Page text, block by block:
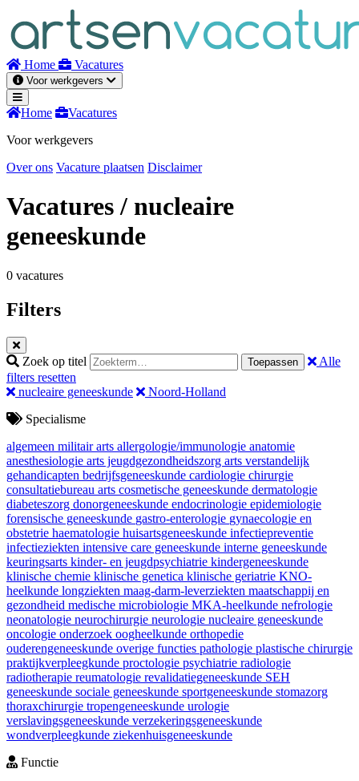
inhoud
Home Vacatures
Voor werkgevers
Home
Vacatures
Voor werkgevers
Over ons Vacature plaatsen Disclaimer
Vacatures/ nucleaire
geneeskunde
0 vacatures
Filters
Zoek op titel Toepassen
Alle
filters resetten
nucleaire geneeskunde
Noord-Holland
Specialisme
algemeen militair arts allergologie/immunologie anatomie
anesthesiologie arts jeugdgezondheidszorg arts verstandelijk
gehandicapten bedrijfsgeneeskunde cardiologie chirurgie
consultatiebureau arts cosmetische geneeskunde dermatologie
diabeteszorg donorgeneeskunde endocrinologie epidemiologie
forensische geneeskunde gastro-enterologie gynaecologie en
obstetrie haematologie huisartsgeneeskunde infectiepreventie
infectieziekten intensive care geneeskunde interne geneeskunde
keuringsarts kinder- en jeugdpsychiatrie kindergeneeskunde
klinische chemie klinische genetica klinische geriatrie KNO-
heelkunde longziekten maag-darm-leverziekten maatschappij en
gezondheid medische microbiologie MKA-heelkunde nefrologie
neonatologie neurochirurgie neurologie nucleaire geneeskunde
oncologie onderzoek oogheelkunde orthopedie
ouderengeneeskunde overige functies pathologie plastische chirurgie
praktijkverpleegkunde proctologie psychiatrie radiologie
radiotherapie reumatologie revalidatiegeneeskunde SEH
geneeskunde sociale geneeskunde sportgeneeskunde stomazorg
thoraxchirurgie tropengeneeskunde urologie
verslavingsgeneeskunde verzekeringsgeneeskunde
wondverpleegkunde ziekenhuisgeneeskunde
Functie